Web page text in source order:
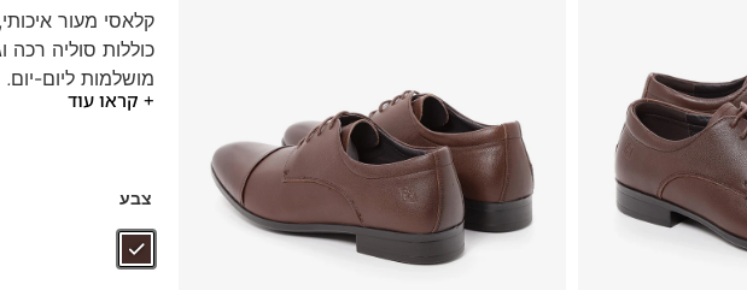
קלאסי מעור
כוללות סוליה
מושלמות ליום-
עמידות לאורך
+ קראו עוד
צבע